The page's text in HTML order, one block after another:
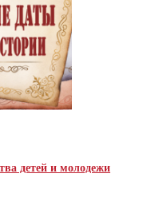
детей и молодежи